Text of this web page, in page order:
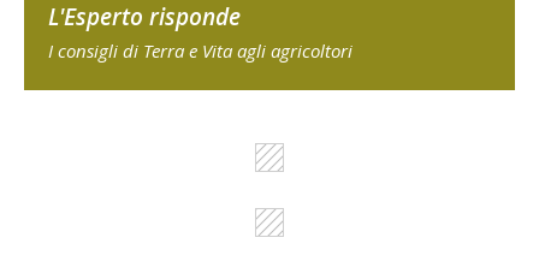
L'Esperto risponde
I consigli di Terra e Vita agli agricoltori